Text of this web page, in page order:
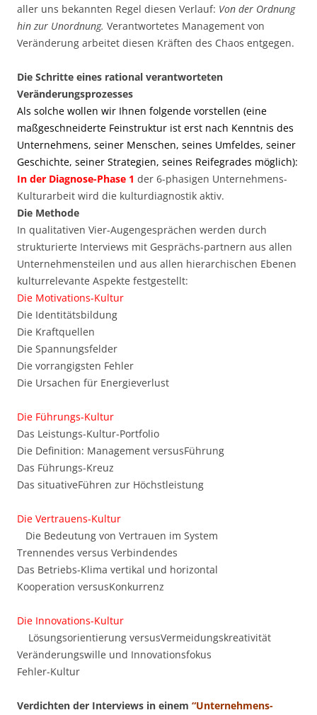
aller uns bekannten Regel diesen Verlauf: Von der Ordnung
hin zur Unordnung. Verantwortetes Management von
Veränderung arbeitet diesen Kräften des Chaos entgegen.
Die Schritte eines rational verantworteten
Veränderungsprozesses
Als solche wollen wir Ihnen folgende vorstellen (eine
maßgeschneiderte Feinstruktur ist erst nach Kenntnis des
Unternehmens, seiner Menschen, seines Umfeldes, seiner
Geschichte, seiner Strategien, seines Reifegrades möglich):
In der Diagnose-Phase 1 der 6-phasigen Unternehmens-
Kulturarbeit wird die kulturdiagnostik aktiv.
Die Methode
In qualitativen Vier-Augengesprächen werden durch
strukturierte Interviews mit Gesprächs-partnern aus allen
Unternehmensteilen und aus allen hierarchischen Ebenen
kulturrelevante Aspekte festgestellt:
Die Motivations-Kultur
Die Identitätsbildung
Die Kraftquellen
Die Spannungsfelder
Die vorrangigsten Fehler
Die Ursachen für Energieverlust
Die Führungs-Kultur
Das Leistungs-Kultur-Portfolio
Die Definition: Management versusFührung
Das Führungs-Kreuz
Das situativeFühren zur Höchstleistung
Die Vertrauens-Kultur
Die Bedeutung von Vertrauen im System
Trennendes versus Verbindendes
Das Betriebs-Klima vertikal und horizontal
Kooperation versusKonkurrenz
Die Innovations-Kultur
Lösungsorientierung versusVermeidungskreativität
Veränderungswille und Innovationsfokus
Fehler-Kultur
Verdichten der Interviews in einem “Unternehmens-